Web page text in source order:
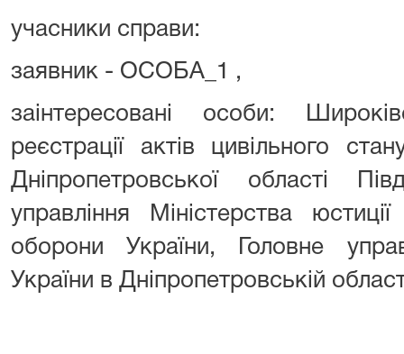
учасники справи:
заявник - ОСОБА_1 ,
заінтересовані особи:
реєстрації актів цивільного
Дніпропетровської області
управління Міністерства
оборони України, Головне
України в Дніпропетровській